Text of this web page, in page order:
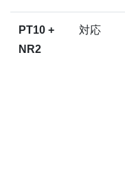
PT10 +
NR2
対応